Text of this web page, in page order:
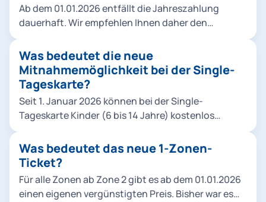
Ab dem 01.01.2026 entfällt die Jahreszahlung
dauerhaft. Wir empfehlen Ihnen daher den
Zahlung – damit profitieren Sie zukünftig direkt
vom neuen Rabattmodell.
Was bedeutet die neue
Mitnahmemöglichkeit bei der Single-
Tageskarte?
Seit 1. Januar 2026 können bei der Single-
Tageskarte Kinder (6 bis 14 Jahre) kostenlos
Regeln: Eigene Kinder: beliebig viele. Fremde
Kinder: maximal 3. Enkel gelten als eigene Kinder.
Was bedeutet das neue 1-Zonen-
Ticket?
Für alle Zonen ab Zone 2 gibt es ab dem 01.01.2026
einen eigenen vergünstigten Preis. Bisher war es